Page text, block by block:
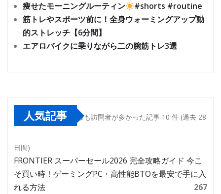
痩せたモーニングルーティン
#shorts #routine
筋トレやスポーツ前に！全身ウォーミングアップ動
的ストレッチ【6分間】
エアロバイクに乗りながら二の腕筋トレ3選
人気記事 最も訪問者が多かった記事 10 件 (過去 28
日間)
FRONTIER スーパーセール2026 完全攻略ガイド 今こ
そ買い時！ゲーミングPC・高性能BTOを最安で手に入
れる方法
267